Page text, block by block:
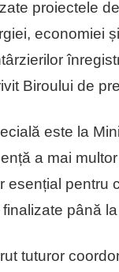
proiectele
economiei
Biroului de
este la
a mai
esențial pentru
până
tuturor